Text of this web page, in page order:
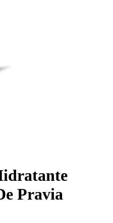
Pravia